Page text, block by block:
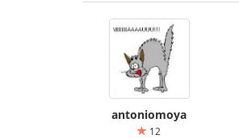
antoniomoya
12